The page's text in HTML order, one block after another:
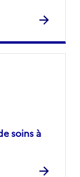
soins à